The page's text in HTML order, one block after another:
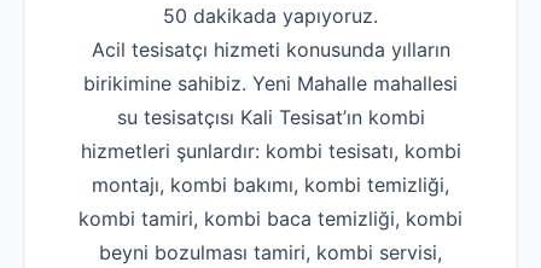
50 dakikada yapıyoruz.
Acil tesisatçı hizmeti konusunda yılların
birikimine sahibiz. Yeni Mahalle mahallesi
su tesisatçısı Kali Tesisat’ın kombi
hizmetleri şunlardır: kombi tesisatı, kombi
montajı, kombi bakımı, kombi temizliği,
kombi tamiri, kombi baca temizliği, kombi
beyni bozulması tamiri, kombi servisi,